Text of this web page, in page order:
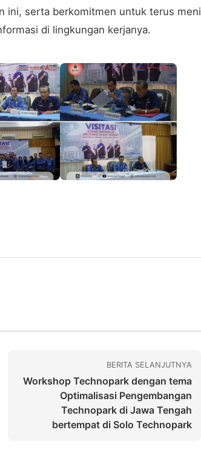
ini, serta berkomitmen untuk terus meni
di lingkungan kerjanya.
BERITA SELANJUTNYA
Workshop Technopark dengan tema
Optimalisasi Pengembangan
Technopark di Jawa Tengah
bertempat di Solo Technopark